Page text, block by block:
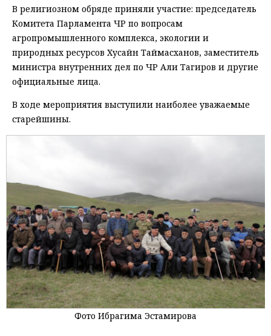
В религиозном обряде приняли участие: председатель
Комитета Парламента ЧР по вопросам
агропромышленного комплекса, экологии и
природных ресурсов Хусайн Таймасханов, заместитель
министра внутренних дел по ЧР Али Тагиров и другие
официальные лица.
В ходе мероприятия выступили наиболее уважаемые
старейшины.
Фото Ибрагима Эстамирова